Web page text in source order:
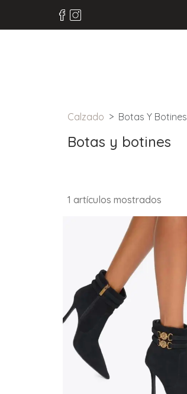
Calzado Botas Y Botines
Botas y botines
1 artículos mostrados